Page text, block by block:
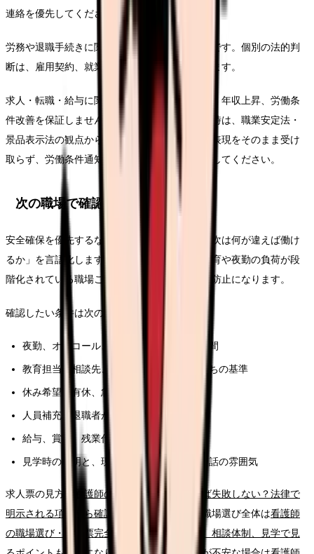
連絡を優先してください。
労務や退職手続きに関わる部分は一般的な整理です。個別の法的判
断は、雇用契約、就業規則、事実関係で変わります。
求人・転職・給与に関する内容は、内定、採用、年収上昇、労働条
件改善を保証しません。求人票や紹介文を見る時は、職業安定法・
景品表示法の観点から、断定的に有利に見える表現をそのまま受け
取らず、労働条件通知書や面接で具体的に確認してください。
次の職場で確認する条件
安全確保を優先するなら、求人票を見る前に「次は何が違えば働け
るか」を言語化します。相談先が複数ある、教育や夜勤の負荷が段
階化されている職場ことが、このテーマの再発防止になります。
確認したい条件は次の通りです。
夜勤、オンコール、残業、前残業、記録時間
教育担当、相談先、フォロー期間、独り立ちの基準
休み希望、有休、急な休みへの対応
人員補充、退職者が出た時の業務分担
給与、賞与、残業代、昇給、各種手当
見学時の説明と、現場スタッフの表情や会話の雰囲気
求人票の見方は
看護師の求人票、どこを見れば失敗しない？法律で
明示される項目から確認する読み方ガイド
、職場選び全体は看護師
の職場選び・求人票完全ガイド。条件、教育、相談体制、見学で見